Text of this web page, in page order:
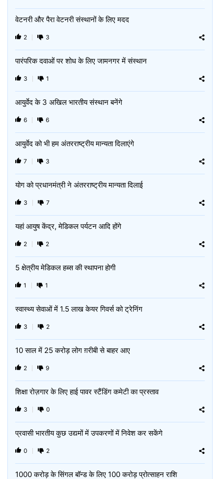
वेटनरी और पैरा वेटनरी संस्थानों के लिए मदद
2 3
पारंपरिक दवाओं पर शोध के लिए जामनगर में संस्थान
3 1
आयुर्वेद के 3 अखिल भारतीय संस्थान बनेंगे
6 6
आयुर्वेद को भी हम अंतरराष्ट्रीय मान्यता दिलाएंगे
7 3
योग को प्रधानमंत्री ने अंतरराष्ट्रीय मान्यता दिलाई
3 7
यहां आयुष केंद्र, मेडिकल पर्यटन आदि होंगे
2 2
5 क्षेत्रीय मेडिकल हब्स की स्थापना होगी
1 1
स्वास्थ्य सेवाओं में 1.5 लाख केयर गिवर्स को ट्रेनिंग
3 2
10 साल में 25 करोड़ लोग ग़रीबी से बाहर आए
2 9
शिक्षा रोज़गार के लिए हाई पावर स्टैंडिंग कमेटी का प्रस्ताव
3 0
प्रवासी भारतीय कुछ उद्यमों में उपकरणों में निवेश कर सकेंगे
0 2
1000 करोड़ के सिंगल बॉन्ड के लिए 100 करोड़ प्रोत्साहन राशि